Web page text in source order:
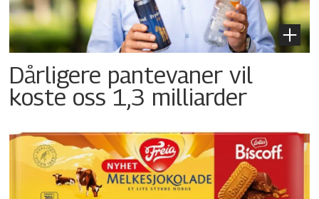
Dårligere pantevaner vil
koste oss 1,3 milliarder